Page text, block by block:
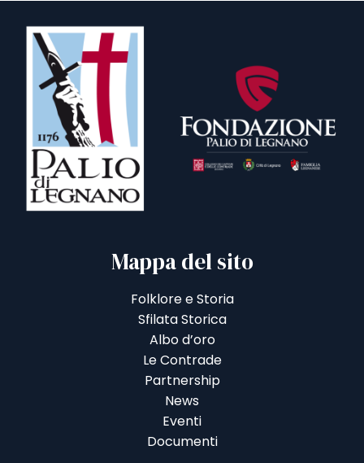
Mappa del sito
Folklore e Storia
Sfilata Storica
Albo d’oro
Le Contrade
Partnership
News
Eventi
Documenti